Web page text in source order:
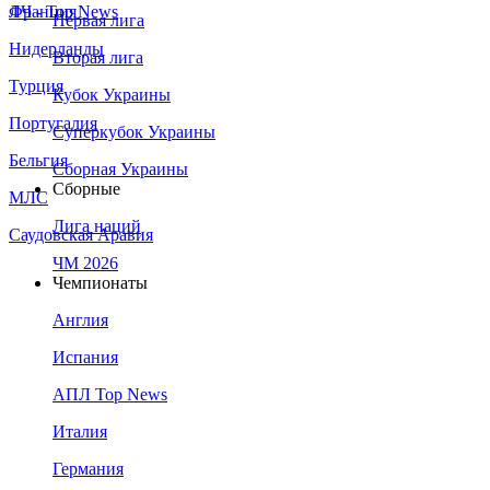
Франция
Нидерланды
Турция
Португалия
Бельгия
МЛС
Саудовская Аравия
ЛЧ - Top News
Первая лига
Вторая лига
Кубок Украины
Суперкубок Украины
Сборная Украины
Сборные
Лига наций
ЧМ 2026
Чемпионаты
Англия
Испания
АПЛ Top News
Италия
Германия